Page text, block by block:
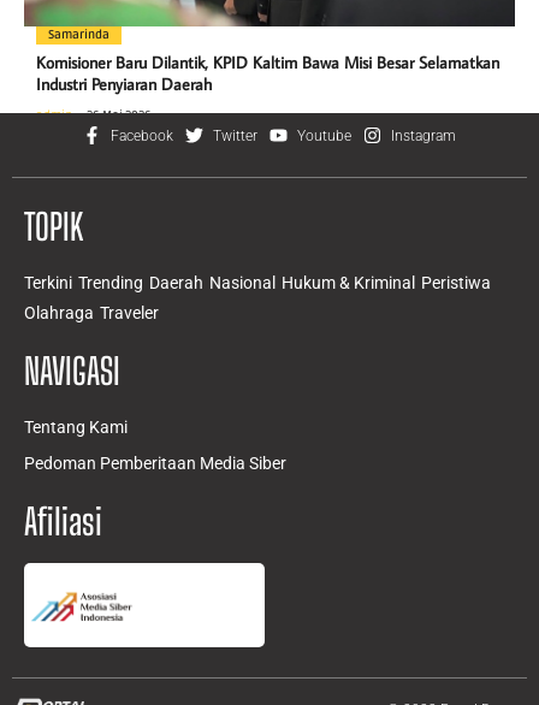
Samarinda
Komisioner Baru Dilantik, KPID Kaltim Bawa Misi Besar Selamatkan
Industri Penyiaran Daerah
admin 26 Mei 2026
Facebook Twitter Youtube Instagram
TOPIK
Terkini Trending Daerah Nasional Hukum & Kriminal
Peristiwa
Olahraga Traveler
NAVIGASI
Tentang Kami
Pedoman Pemberitaan Media Siber
Afiliasi